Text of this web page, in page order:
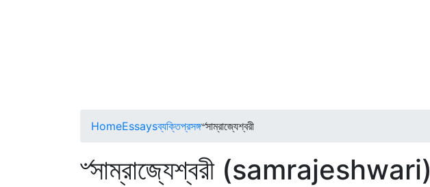
HomeEssaysব্যক্তিপ্রসঙ্গ৺সাম্রাজ্যেশ্বরী
৺সাম্রাজ্যেশ্বরী (samrajeshwari)